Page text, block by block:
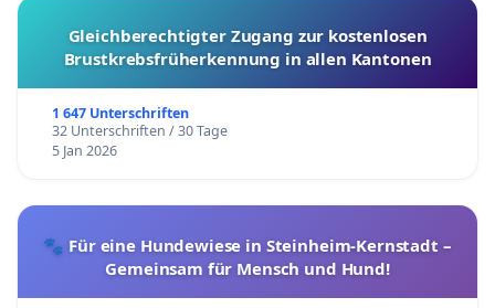
Gleichberechtigter Zugang zur kostenlosen
Brustkrebsfrüherkennung in allen Kantonen
1 647 Unterschriften
32 Unterschriften / 30 Tage
5 Jan 2026
🐾 Für eine Hundewiese in Steinheim-Kernstadt –
Gemeinsam für Mensch und Hund!